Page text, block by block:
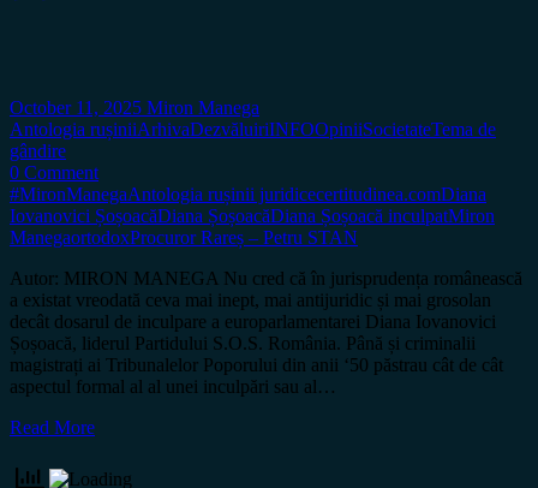
October 11, 2025 Miron Manega
Antologia rușiniiArhivaDezvăluiriINFOOpiniiSocietateTema de
gândire
0 Comment
#MironManegaAntologia rușinii juridicecertitudinea.comDiana
Iovanovici ȘoșoacăDiana ȘoșoacăDiana Șoșoacă inculpatMiron
ManegaortodoxProcuror Rareș – Petru STAN
Autor: MIRON MANEGA Nu cred că în jurisprudența românească
a existat vreodată ceva mai inept, mai antijuridic și mai grosolan
decât dosarul de inculpare a europarlamentarei Diana Iovanovici
Șoșoacă, liderul Partidului S.O.S. România. Până și criminalii
magistrați ai Tribunalelor Poporului din anii ‘50 păstrau cât de cât
aspectul formal al al unei inculpări sau al…
Read More